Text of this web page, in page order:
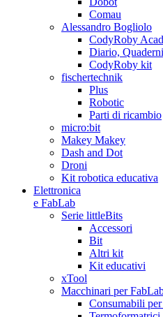
Comau
Alessandro Bogliolo
CodyRoby
Diario,
CodyRoby kit
fischertechnik
Plus
Robotic
Parti di ricambio
micro:bit
Makey Makey
Dash and Dot
Droni
Kit robotica educativa
Elettronica
e FabLab
Serie littleBits
Accessori
Bit
Altri kit
Kit educativi
xTool
Macchinari per
Consumabili